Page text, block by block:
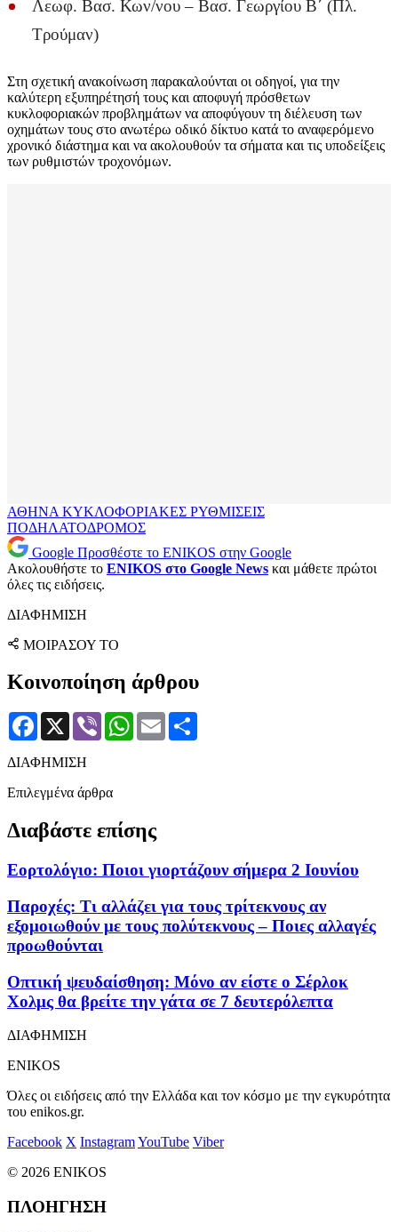
Λεωφ. Βασ. Κων/νου – Βασ. Γεωργίου Β΄ (Πλ.
Τρούμαν)
Στη σχετική ανακοίνωση παρακαλούνται οι οδηγοί, για την
καλύτερη εξυπηρέτησή τους και αποφυγή πρόσθετων
κυκλοφοριακών προβλημάτων να αποφύγουν τη διέλευση των
οχημάτων τους στο ανωτέρω οδικό δίκτυο κατά το αναφερόμενο
χρονικό διάστημα και να ακολουθούν τα σήματα και τις υποδείξεις
των ρυθμιστών τροχονόμων.
ΑΘΗΝΑ ΚΥΚΛΟΦΟΡΙΑΚΕΣ ΡΥΘΜΙΣΕΙΣ
ΠΟΔΗΛΑΤΟΔΡΟΜΟΣ
Google Προσθέστε το ENIKOS στην Google
Ακολουθήστε το ENIKOS στο Google News και μάθετε πρώτοι
όλες τις ειδήσεις.
ΔΙΑΦΗΜΙΣΗ
ΜΟΙΡΑΣΟΥ ΤΟ
Κοινοποίηση άρθρου
Facebook
X Viber WhatsApp
Email
ΔΙΑΦΗΜΙΣΗ
Επιλεγμένα άρθρα
Διαβάστε επίσης
Εορτολόγιο: Ποιοι γιορτάζουν σήμερα 2 Ιουνίου
Παροχές: Τι αλλάζει για τους τρίτεκνους αν
εξομοιωθούν με τους πολύτεκνους – Ποιες αλλαγές
προωθούνται
Οπτική ψευδαίσθηση: Μόνο αν είστε ο Σέρλοκ
Χολμς θα βρείτε την γάτα σε 7 δευτερόλεπτα
ΔΙΑΦΗΜΙΣΗ
ENIKOS
Όλες οι ειδήσεις από την Ελλάδα και τον κόσμο με την εγκυρότητα
του enikos.gr.
Facebook X InstagramYouTube Viber
© 2026 ENIKOS
ΠΛΟΗΓΗΣΗ